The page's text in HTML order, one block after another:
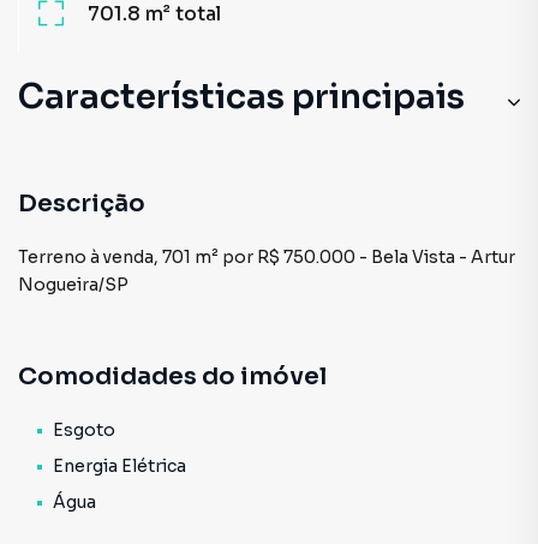
701.8 m²total
Características principais
Descrição
Terreno à venda, 701 m² por R$ 750.000 - Bela Vista - Artur
Nogueira/SP
Comodidades do imóvel
Esgoto
Energia Elétrica
Água